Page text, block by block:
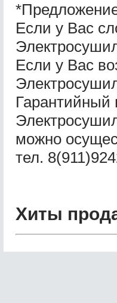
Если у Вас
Если у Вас
Гарантийный
можно
тел.
Хиты